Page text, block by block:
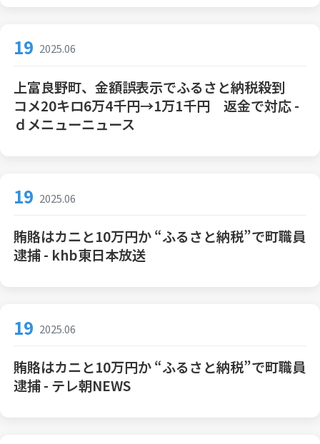
19 2025.06
上富良野町、金額誤表示でふるさと納税殺到
コメ20キロ6万4千円→1万1千円 返金で対応 -
ｄメニューニュース
19 2025.06
賄賂はカニと10万円か “ふるさと納税”で町職員
逮捕 - khb東日本放送
19 2025.06
賄賂はカニと10万円か “ふるさと納税”で町職員
逮捕 - テレ朝NEWS